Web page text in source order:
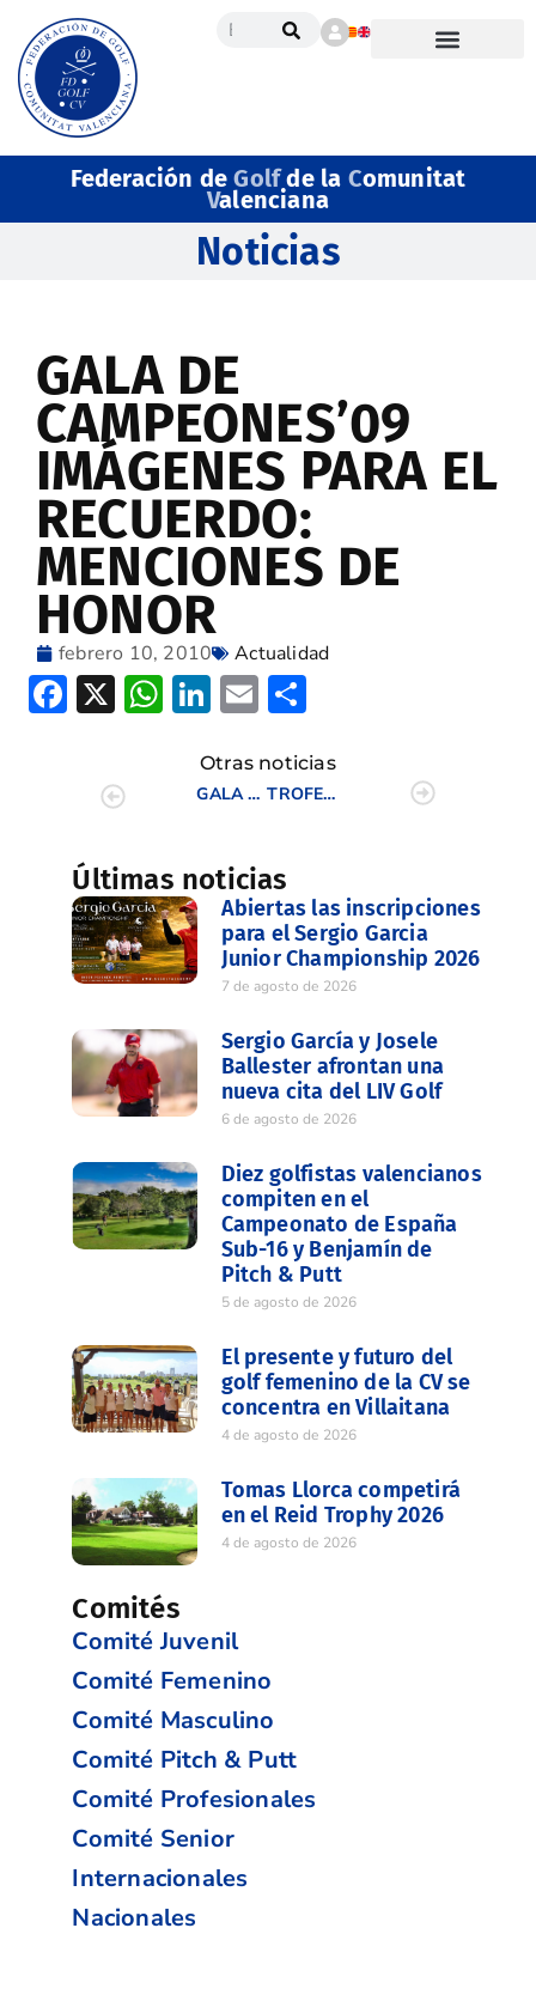
Federación deGolfde la Comunitat
Valenciana
Noticias
GALA DE
CAMPEONES’09
IMÁGENES PARA EL
RECUERDO:
MENCIONES DE
HONOR
febrero 10, 2010 Actualidad
Facebook
X WhatsApp
LinkedIn
Email
Otras noticias
GALA DE CAMPEONES’09 IMÁGENES PARA EL RECUERDO: 18 HOYOS
TROFEO INTERNACIONAL DOBLES
Últimas noticias
Abiertas las inscripciones
para el Sergio Garcia
Junior Championship 2026
7 de agosto de 2026
Sergio García y Josele
Ballester afrontan una
nueva cita del LIV Golf
6 de agosto de 2026
Diez golfistas valencianos
compiten en el
Campeonato de España
Sub-16 y Benjamín de
Pitch & Putt
5 de agosto de 2026
El presente y futuro del
golf femenino de la CV se
concentra en Villaitana
4 de agosto de 2026
Tomas Llorca competirá
en el Reid Trophy 2026
4 de agosto de 2026
Comités
Comité Juvenil
Comité Femenino
Comité Masculino
Comité Pitch & Putt
Comité Profesionales
Comité Senior
Internacionales
Nacionales